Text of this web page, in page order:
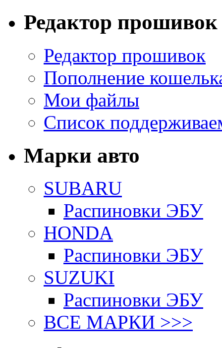
Редактор прошивок
Редактор прошивок
Пополнение
Мои файлы
Список
Марки авто
SUBARU
Распиновки ЭБУ
HONDA
Распиновки ЭБУ
SUZUKI
Распиновки ЭБУ
ВСЕ МАРКИ >>>